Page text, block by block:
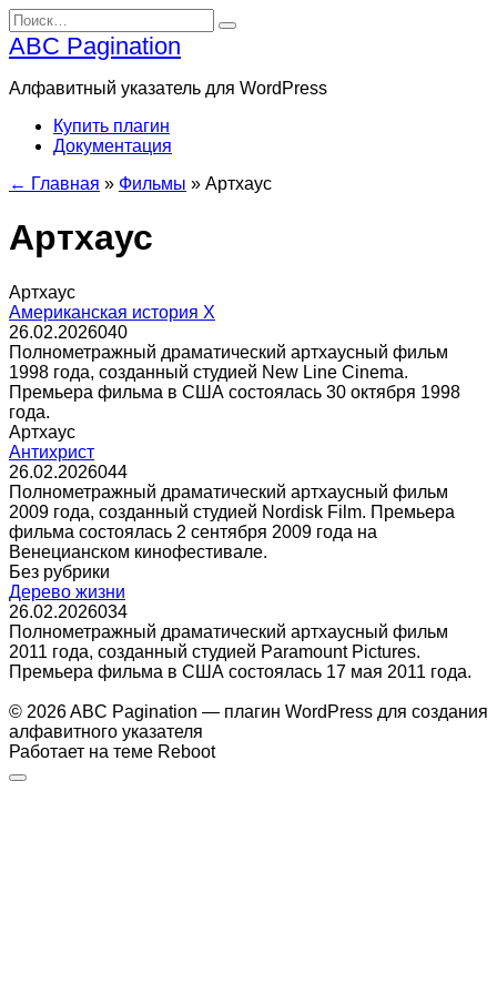
Перейти
к
содержанию
Search
for:
ABC Pagination
Алфавитный указатель для WordPress
Купить плагин
Документация
← Главная » Фильмы » Артхаус
Артхаус
Артхаус
Американская история X
26.02.2026040
Полнометражный драматический артхаусный фильм
1998 года, созданный студией New Line Cinema.
Премьера фильма в США состоялась 30 октября 1998
года.
Артхаус
Антихрист
26.02.2026044
Полнометражный драматический артхаусный фильм
2009 года, созданный студией Nordisk Film. Премьера
фильма состоялась 2 сентября 2009 года на
Венецианском кинофестивале.
Без рубрики
Дерево жизни
26.02.2026034
Полнометражный драматический артхаусный фильм
2011 года, созданный студией Paramount Pictures.
Премьера фильма в США состоялась 17 мая 2011 года.
© 2026 ABC Pagination — плагин WordPress для создания
алфавитного указателя
Работает на теме Reboot